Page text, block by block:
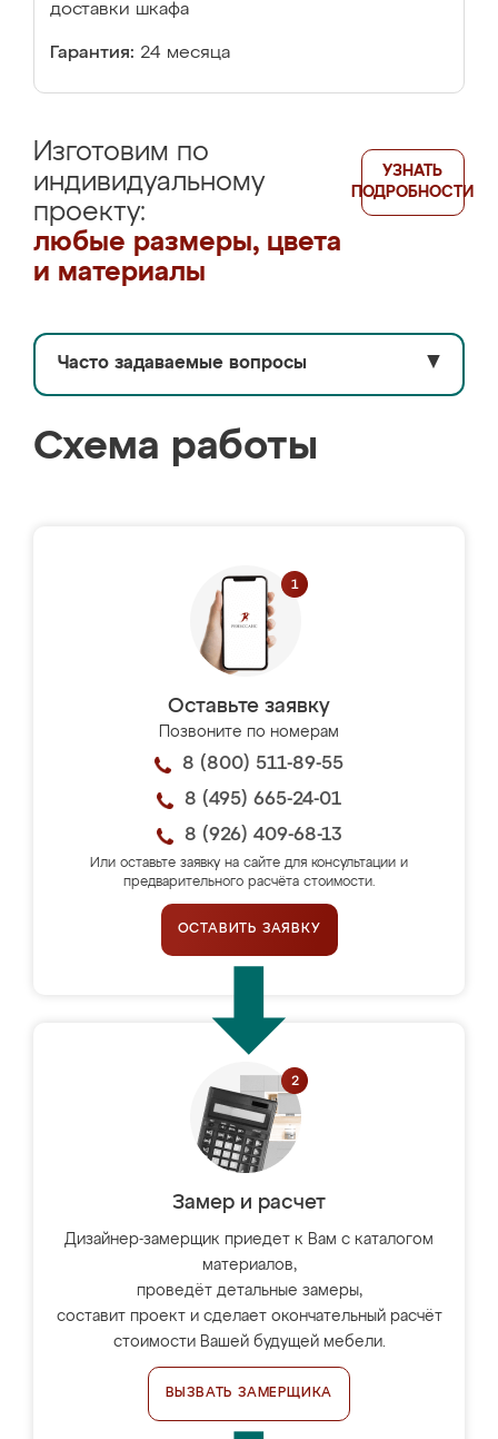
доставки шкафа
Гарантия: 24 месяца
Изготовим по
индивидуальному
проекту:
любые размеры, цвета
и материалы
УЗНАТЬ
ПОДРОБНОСТИ
Часто задаваемые вопросы ▼
Схема работы
Оставьте заявку
Позвоните по номерам
8 (800) 511-89-55
8 (495) 665-24-01
8 (926) 409-68-13
Или оставьте заявку на сайте для консультации и
предварительного расчёта стоимости.
ОСТАВИТЬ ЗАЯВКУ
Замер и расчет
Дизайнер-замерщик приедет к Вам с каталогом
материалов,
проведёт детальные замеры,
составит проект и сделает окончательный расчёт
стоимости Вашей будущей мебели.
ВЫЗВАТЬ ЗАМЕРЩИКА